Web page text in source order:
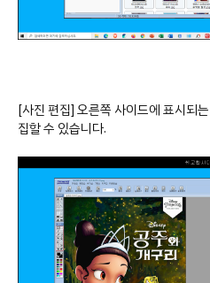
[사진 편집] 오른쪽 사이드에 표시되
집할 수 있습니다.